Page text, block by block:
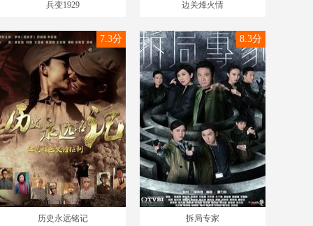
兵变1929 边关烽火情
历史永远铭记
7.3分
拆局专家
8.3分